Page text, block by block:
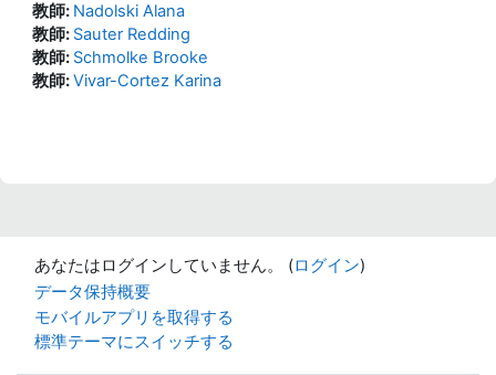
教師: Nadolski Alana
教師: Sauter Redding
教師: Schmolke Brooke
教師:Vivar-Cortez Karina
あなたはログインしていません。 (ログイン)
データ保持概要
モバイルアプリを取得する
標準テーマにスイッチする